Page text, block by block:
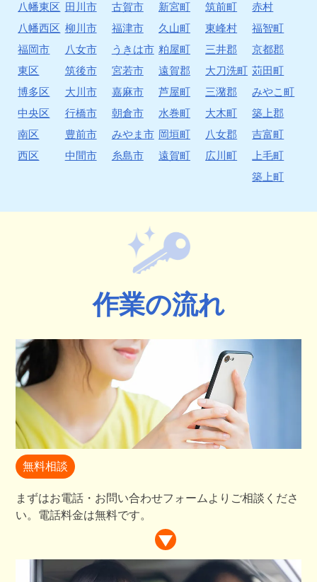
八幡東区
八幡西区
福岡市
東区
博多区
中央区
南区
西区
田川市
柳川市
八女市
筑後市
大川市
行橋市
豊前市
中間市
古賀市
福津市
うきは市
宮若市
嘉麻市
朝倉市
みやま市
糸島市
新宮町
久山町
粕屋町
遠賀郡
芦屋町
水巻町
岡垣町
遠賀町
筑前町
東峰村
三井郡
大刀洗町
三潴郡
大木町
八女郡
広川町
赤村
福智町
京都郡
苅田町
みやこ町
築上郡
吉富町
上毛町
築上町
作業の流れ
無料相談
まずはお電話・お問い合わせフォームよりご相談くださ
い。電話料金は無料です。